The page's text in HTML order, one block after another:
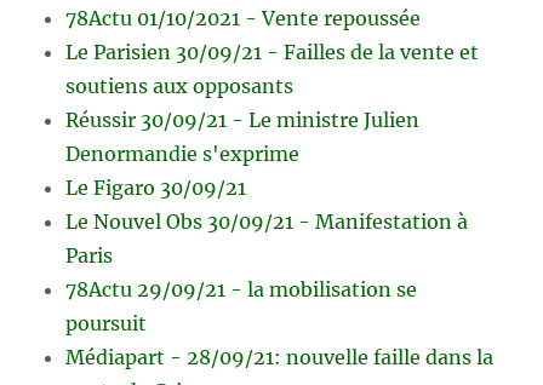
78Actu 01/10/2021 - Vente repoussée
Le Parisien 30/09/21 - Failles de la vente et
soutiens aux opposants
Réussir 30/09/21 - Le ministre Julien
Denormandie s'exprime
Le Figaro 30/09/21
Le Nouvel Obs 30/09/21 - Manifestation à
Paris
78Actu 29/09/21 - la mobilisation se
poursuit
Médiapart - 28/09/21: nouvelle faille dans la